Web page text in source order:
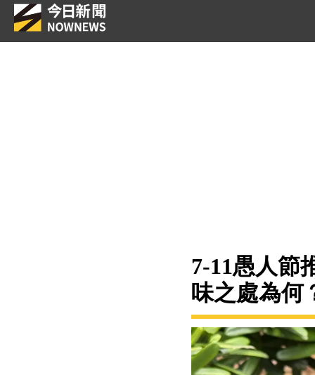
7-11愚人節
味之處為何